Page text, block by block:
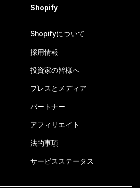
Shopify
Shopifyについて
採用情報
投資家の皆様へ
プレスとメディア
パートナー
アフィリエイト
法的事項
サービスステータス